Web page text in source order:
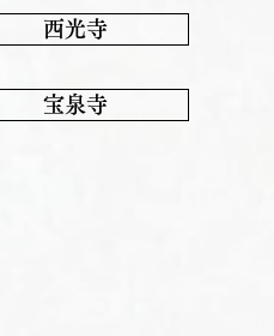
西光寺
宝泉寺